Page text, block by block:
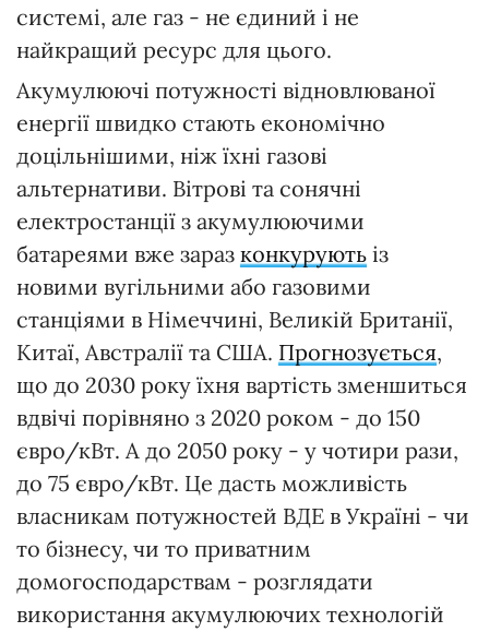
системі, але газ - не єдиний і не
найкращий ресурс для цього.
Акумулюючі потужності відновлюваної
енергії швидко стають економічно
доцільнішими, ніж їхні газові
альтернативи. Вітрові та сонячні
електростанції з акумулюючими
батареями вже зараз конкурують із
новими вугільними або газовими
станціями в Німеччині, Великій Британії,
Китаї, Австралії та США. Прогнозується,
що до 2030 року їхня вартість зменшиться
вдвічі порівняно з 2020 роком - до 150
євро/кВт. А до 2050 року - у чотири рази,
до 75 євро/кВт. Це дасть можливість
власникам потужностей ВДЕ в Україні - чи
то бізнесу, чи то приватним
домогосподарствам - розглядати
використання акумулюючих технологій